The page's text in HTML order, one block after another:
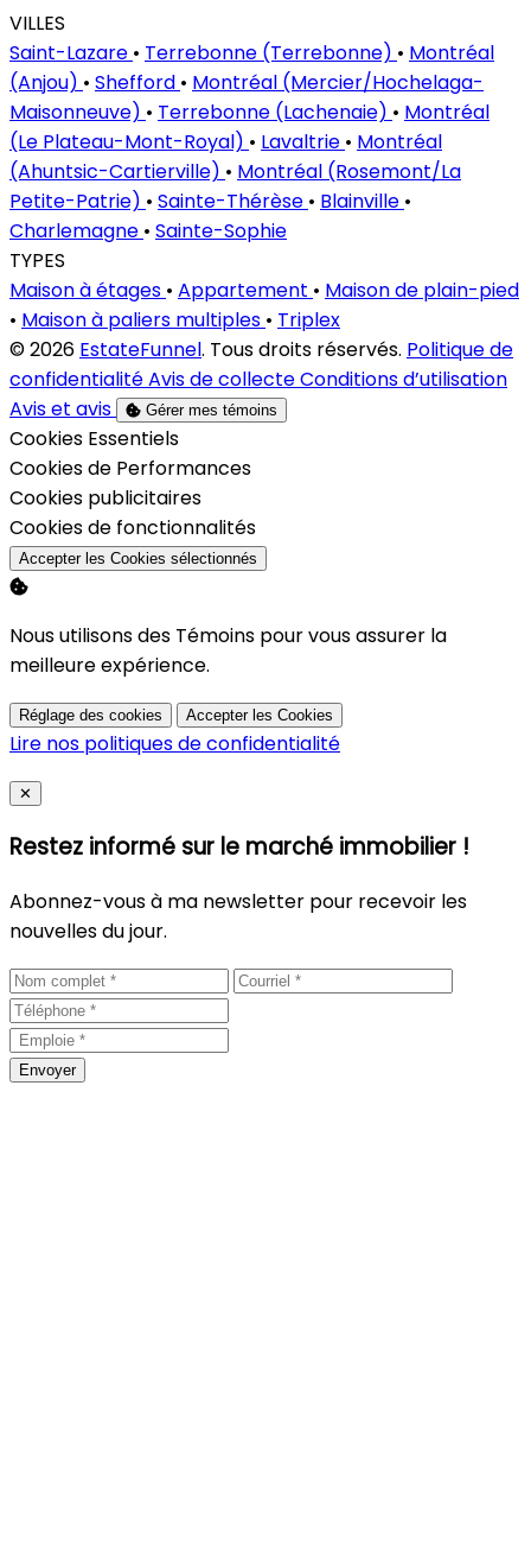
VILLES
Saint-Lazare • Terrebonne (Terrebonne) • Montréal
(Anjou) • Shefford • Montréal (Mercier/Hochelaga-
Maisonneuve) • Terrebonne (Lachenaie) • Montréal
(Le Plateau-Mont-Royal) • Lavaltrie • Montréal
(Ahuntsic-Cartierville) • Montréal (Rosemont/La
Petite-Patrie) • Sainte-Thérèse • Blainville •
Charlemagne • Sainte-Sophie
TYPES
Maison à étages • Appartement • Maison de plain-pied
• Maison à paliers multiples • Triplex
© 2026 EstateFunnel. Tous droits réservés. Politique de
confidentialitéAvis de collecteConditions d’utilisation
Avis et avis
Gérer mes témoins
Activer
Cookies Essentiels
Activer
Cookies de Performances
Activer
Cookies publicitaires
Activer
Cookies de fonctionnalités
Accepter les Cookies sélectionnés
Nous utilisons des Témoins pour vous assurer la
meilleure expérience.
Réglage des cookies Accepter les Cookies
Lire nos politiques de confidentialité
Close
✕
Restez informé sur le marché immobilier !
Abonnez-vous à ma newsletter pour recevoir les
nouvelles du jour.
Envoyer